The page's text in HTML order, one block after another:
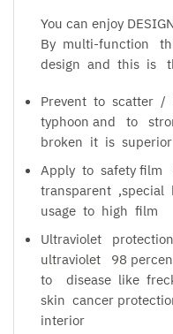
You can enjoy
By multi-function
design and this is
Prevent to scatter
typhoon and to
broken it is
Apply to safety
transparent ,special
usage to high film
Ultraviolet
ultraviolet 98
to disease like
skin cancer
interior